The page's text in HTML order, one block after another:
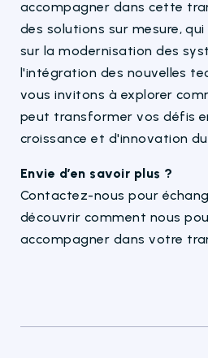
accompagner dans cette
des solutions sur mesure,
sur la modernisation des
l'intégration des nouvelles
vous invitons à explorer
peut transformer vos défis
croissance et d'innovation
Envie d’en savoir plus ?
Contactez-nous pour
découvrir comment nous
accompagner dans votre